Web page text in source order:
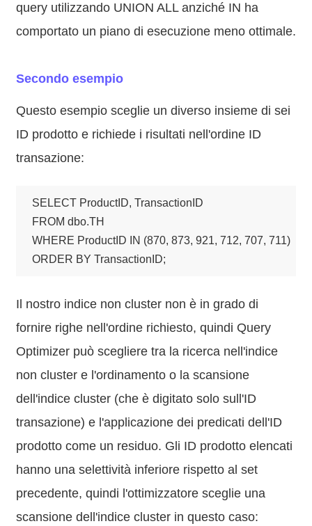
query utilizzando UNION ALL anziché IN ha
comportato un piano di esecuzione meno ottimale.
Secondo esempio
Questo esempio sceglie un diverso insieme di sei
ID prodotto e richiede i risultati nell'ordine ID
transazione:
SELECT ProductID, TransactionID
FROM dbo.TH
WHERE ProductID IN (870, 873, 921, 712, 707, 711)
ORDER BY TransactionID;
Il nostro indice non cluster non è in grado di
fornire righe nell'ordine richiesto, quindi Query
Optimizer può scegliere tra la ricerca nell'indice
non cluster e l'ordinamento o la scansione
dell'indice cluster (che è digitato solo sull'ID
transazione) e l'applicazione dei predicati dell'ID
prodotto come un residuo. Gli ID prodotto elencati
hanno una selettività inferiore rispetto al set
precedente, quindi l'ottimizzatore sceglie una
scansione dell'indice cluster in questo caso: